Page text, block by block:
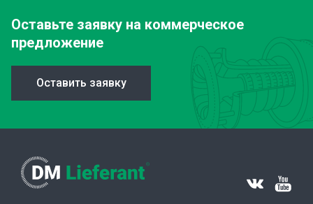
Оставьте заявку на коммерческое
предложение
Оставить заявку